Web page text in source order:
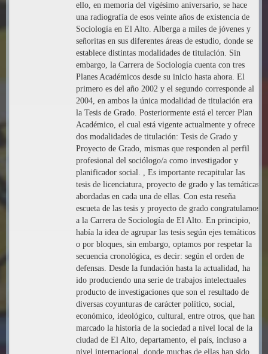
ello, en memoria del vigésimo aniversario, se hace
una radiografía de esos veinte años de existencia de
Sociología en El Alto. Alberga a miles de jóvenes y
señoritas en sus diferentes áreas de estudio, donde se
establece distintas modalidades de titulación. Sin
embargo, la Carrera de Sociología cuenta con tres
Planes Académicos desde su inicio hasta ahora. El
primero es del año 2002 y el segundo corresponde al
2004, en ambos la única modalidad de titulación era
la Tesis de Grado. Posteriormente está el tercer Plan
Académico, el cual está vigente actualmente y ofrece
dos modalidades de titulación: Tesis de Grado y
Proyecto de Grado, mismas que responden al perfil
profesional del sociólogo/a como investigador y
planificador social. , Es importante recapitular las
tesis de licenciatura, proyecto de grado y las temáticas
abordadas en cada una de ellas. Con esta reseña
escueta de las tesis y proyecto de grado congratulamos
a la Carrera de Sociología de El Alto. En principio,
había la idea de agrupar las tesis según ejes temáticos
o por bloques, sin embargo, optamos por respetar la
secuencia cronológica, es decir: según el orden de
defensas. Desde la fundación hasta la actualidad, ha
ido produciendo una serie de trabajos intelectuales
producto de investigaciones que son el resultado de
diversas coyunturas de carácter político, social,
económico, ideológico, cultural, entre otros, que han
marcado la historia de la sociedad a nivel local de la
ciudad de El Alto, departamento, el país, incluso a
nivel internacional, donde muchas de ellas han sido